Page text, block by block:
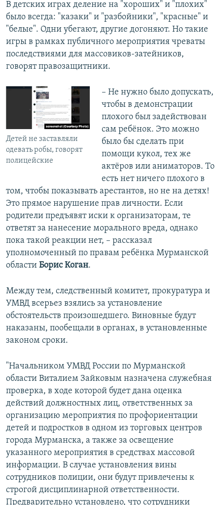
В детских играх деление на "хороших" и "плохих"
было всегда: "казаки" и "разбойники", "красные" и
"белые". Одни убегают, другие догоняют. Но такие
игры в рамках публичного мероприятия чреваты
последствиями для массовиков-затейников,
говорят правозащитники.
Детей не заставляли
одевать робы, говорят
полицейские
– Не нужно было допускать,
чтобы в демонстрации
плохого был задействован
сам ребёнок. Это можно
было бы сделать при
помощи кукол, тех же
актёров или аниматоров. То
есть нет ничего плохого в
том, чтобы показывать арестантов, но не на детях!
Это прямое нарушение прав личности. Если
родители предъявят иски к организаторам, те
ответят за нанесение морального вреда, однако
пока такой реакции нет, – рассказал
уполномоченный по правам ребёнка Мурманской
области Борис Коган.
Между тем, следственный комитет, прокуратура и
УМВД всерьез взялись за установление
обстоятельств произошедшего. Виновные будут
наказаны, пообещали в органах, в установленные
законом сроки.
"Начальником УМВД России по Мурманской
области Виталием Зайковым назначена служебная
проверка, в ходе которой будет дана оценка
действий должностных лиц, ответственных за
организацию мероприятия по профориентации
детей и подростков в одном из торговых центров
города Мурманска, а также за освещение
указанного мероприятия в средствах массовой
информации. В случае установления вины
сотрудников полиции, они будут привлечены к
строгой дисциплинарной ответственности.
Предварительно установлено, что сотрудники